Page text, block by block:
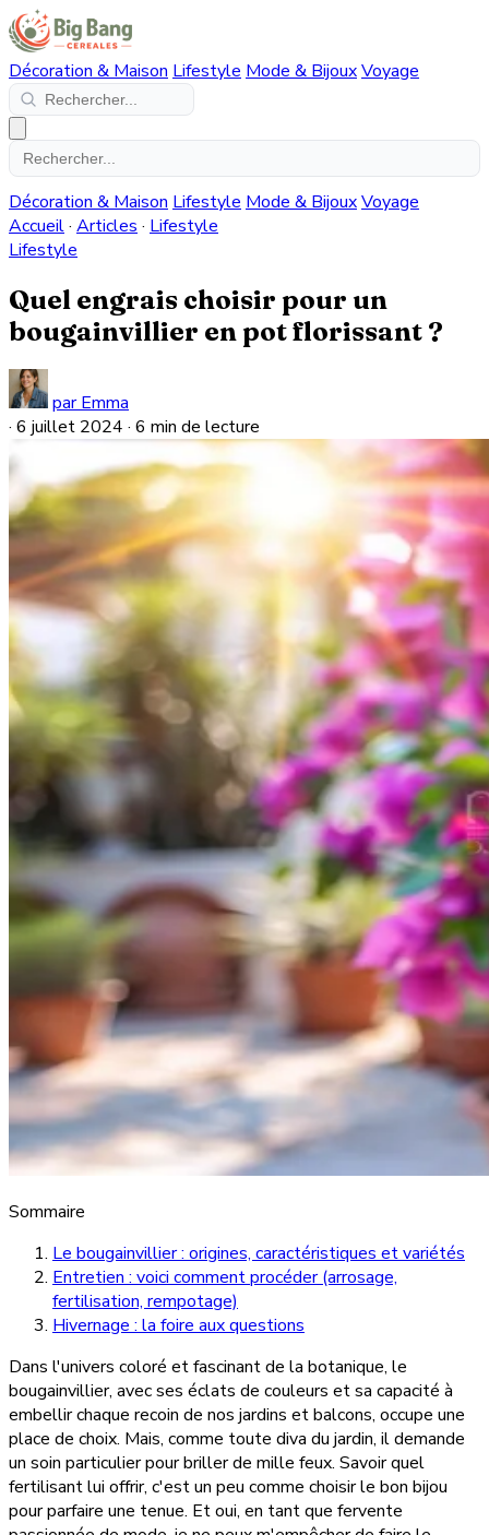
Décoration & Maison Lifestyle Mode & BijouxVoyage
Décoration & Maison Lifestyle Mode & BijouxVoyage
Accueil· Articles · Lifestyle
Lifestyle
Quel engrais choisir pour un
bougainvillier en pot florissant ?
par Emma
· 6 juillet 2024 · 6 min de lecture
Sommaire
Le bougainvillier : origines, caractéristiques et variétés
Entretien : voici comment procéder (arrosage,
fertilisation, rempotage)
Hivernage : la foire aux questions
Dans l'univers coloré et fascinant de la botanique, le
bougainvillier, avec ses éclats de couleurs et sa capacité à
embellir chaque recoin de nos jardins et balcons, occupe une
place de choix. Mais, comme toute diva du jardin, il demande
un soin particulier pour briller de mille feux. Savoir quel
fertilisant lui offrir, c'est un peu comme choisir le bon bijou
pour parfaire une tenue. Et oui, en tant que fervente